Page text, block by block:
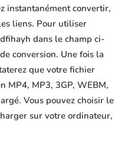
instantanément convertir,
liens. Pour utiliser
dans le champ ci-
conversion. Une fois la
que votre fichier
MP4, MP3, 3GP, WEBM,
Vous pouvez choisir le
sur votre ordinateur,